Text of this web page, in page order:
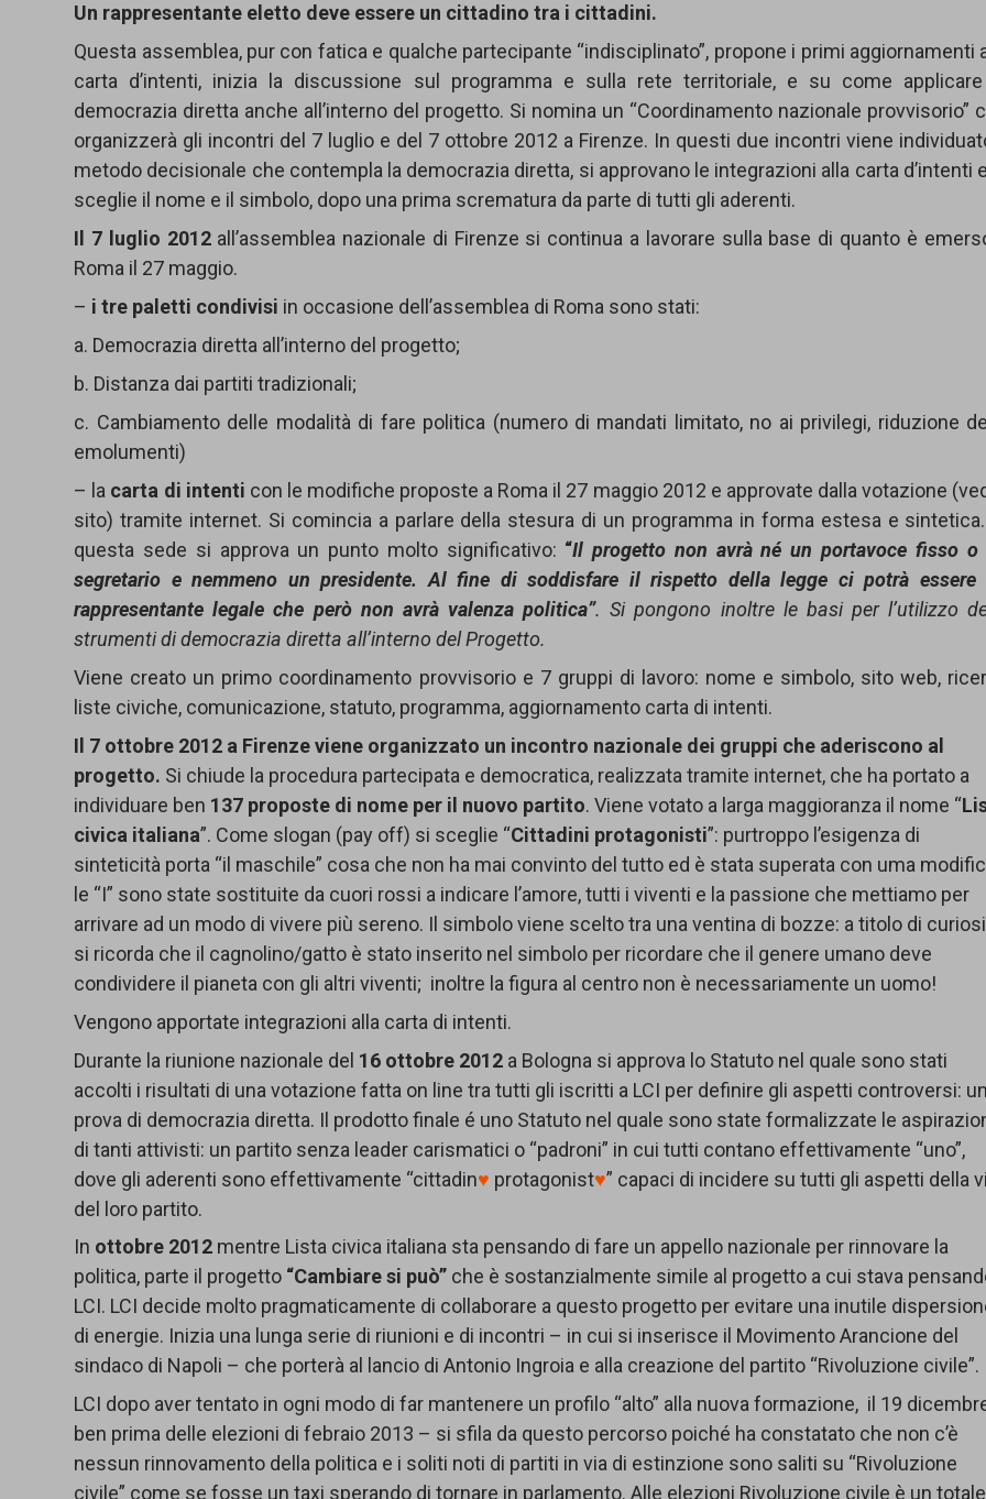
Un rappresentante eletto deve essere un cittadino tra i cittadini.
Questa assemblea, pur con fatica e qualche partecipante “indisciplinato”, propone i primi aggiornamenti
carta d’intenti, inizia la discussione sul programma e sulla rete territoriale, e su come
democrazia diretta anche all’interno del progetto. Si nomina un “Coordinamento nazionale provvisorio”
organizzerà gli incontri del 7 luglio e del 7 ottobre 2012 a Firenze. In questi due incontri viene
metodo decisionale che contempla la democrazia diretta, si approvano le integrazioni alla carta d’intenti
sceglie il nome e il simbolo, dopo una prima scrematura da parte di tutti gli aderenti.
Il 7 luglio 2012all’assemblea nazionale di Firenze si continua a lavorare sulla base di quanto è
Roma il 27 maggio.
– i tre paletti condivisi in occasione dell’assemblea di Roma sono stati:
a. Democrazia diretta all’interno del progetto;
b. Distanza dai partiti tradizionali;
c. Cambiamento delle modalità di fare politica (numero di mandati limitato, no ai privilegi, riduzione
emolumenti)
– la carta di intenti con le modifiche proposte a Roma il 27 maggio 2012 e approvate dalla votazione
sito) tramite internet. Si comincia a parlare della stesura di un programma in forma estesa e
questa sede si approva un punto molto significativo: “Il progetto non avrà né un portavoce fisso o
segretario e nemmeno un presidente. Al fine di soddisfare il rispetto della legge ci potrà essere
rappresentante legale che però non avrà valenza politica”. Si pongono inoltre le basi per l’utilizzo
strumenti di democrazia diretta all’interno del Progetto.
Viene creato un primo coordinamento provvisorio e 7 gruppi di lavoro: nome e simbolo, sito web,
liste civiche, comunicazione, statuto, programma, aggiornamento carta di intenti.
Il 7 ottobre 2012 a Firenzeviene organizzato un incontro nazionale dei gruppi che aderiscono al
progetto. Si chiude la procedura partecipata e democratica, realizzata tramite internet, che ha portato a
individuare ben 137 proposte di nome per il nuovo partito. Viene votato a larga maggioranza il nome “
civica italiana”. Come slogan (pay off) si sceglie “Cittadini protagonisti”: purtroppo l’esigenza di
sinteticità porta “il maschile” cosa che non ha mai convinto del tutto ed è stata superata con uma
le “I” sono state sostituite da cuori rossi a indicare l’amore, tutti i viventi e la passione che mettiamo per
arrivare ad un modo di vivere più sereno. Il simbolo viene scelto tra una ventina di bozze: a titolo di
si ricorda che il cagnolino/gatto è stato inserito nel simbolo per ricordare che il genere umano deve
condividere il pianeta con gli altri viventi; inoltre la figura al centro non è necessariamente un uomo!
Vengono apportate integrazioni alla carta di intenti.
Durante la riunione nazionale del 16 ottobre 2012 a Bologna si approva lo Statuto nel quale sono stati
accolti i risultati di una votazione fatta on line tra tutti gli iscritti a LCI per definire gli aspetti controversi:
prova di democrazia diretta. Il prodotto finale é uno Statuto nel quale sono state formalizzate le
di tanti attivisti: un partito senza leader carismatici o “padroni” in cui tutti contano effettivamente “uno”,
dove gli aderenti sono effettivamente “cittadin♥ protagonist♥” capaci di incidere su tutti gli aspetti della
del loro partito.
In ottobre 2012 mentre Lista civica italiana sta pensando di fare un appello nazionale per rinnovare la
politica, parte il progetto “Cambiare si può” che è sostanzialmente simile al progetto a cui stava
LCI. LCI decide molto pragmaticamente di collaborare a questo progetto per evitare una inutile
di energie. Inizia una lunga serie di riunioni e di incontri – in cui si inserisce il Movimento Arancione del
sindaco di Napoli – che porterà al lancio di Antonio Ingroia e alla creazione del partito “Rivoluzione civile”.
LCI dopo aver tentato in ogni modo di far mantenere un profilo “alto” alla nuova formazione, il 19
ben prima delle elezioni di febraio 2013 – si sfila da questo percorso poiché ha constatato che non c’è
nessun rinnovamento della politica e i soliti noti di partiti in via di estinzione sono saliti su “Rivoluzione
civile” come se fosse un taxi sperando di tornare in parlamento. Alle elezioni Rivoluzione civile è un totale